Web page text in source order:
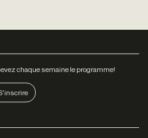
chaque semaine le programme!